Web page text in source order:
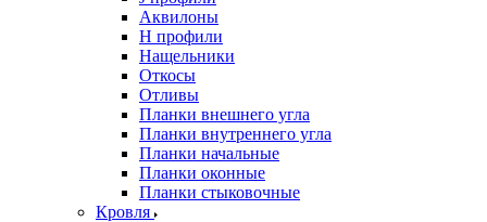
Аквилоны
Н профили
Нащельники
Откосы
Отливы
Планки внешнего угла
Планки внутреннего угла
Планки начальные
Планки оконные
Планки стыковочные
Кровля